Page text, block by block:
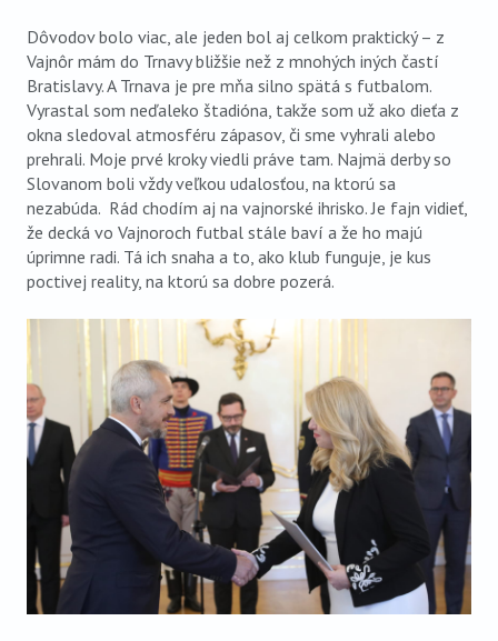
Dôvodov bolo viac, ale jeden bol aj celkom praktický – z
Vajnôr mám do Trnavy bližšie než z mnohých iných častí
Bratislavy. A Trnava je pre mňa silno spätá s futbalom.
Vyrastal som neďaleko štadióna, takže som už ako dieťa z
okna sledoval atmosféru zápasov, či sme vyhrali alebo
prehrali. Moje prvé kroky viedli práve tam. Najmä derby so
Slovanom boli vždy veľkou udalosťou, na ktorú sa
nezabúda. Rád chodím aj na vajnorské ihrisko. Je fajn vidieť,
že decká vo Vajnoroch futbal stále baví a že ho majú
úprimne radi. Tá ich snaha a to, ako klub funguje, je kus
poctivej reality, na ktorú sa dobre pozerá.